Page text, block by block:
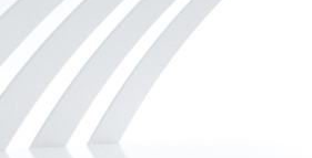
Контакты